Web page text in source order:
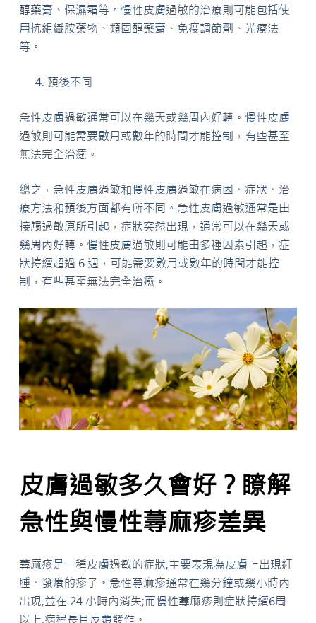
醇藥膏、保濕霜等。慢性皮膚過敏的治療則可能包括使
用抗組織胺藥物、類固醇藥膏、免疫調節劑、光療法
等。
預後不同
急性皮膚過敏通常可以在幾天或幾周內好轉。慢性皮膚
過敏則可能需要數月或數年的時間才能控制，有些甚至
無法完全治癒。
總之，急性皮膚過敏和慢性皮膚過敏在病因、症狀、治
療方法和預後方面都有所不同。急性皮膚過敏通常是由
接觸過敏原所引起，症狀突然出現，通常可以在幾天或
幾周內好轉。慢性皮膚過敏則可能由多種因素引起，症
狀持續超過 6 週，可能需要數月或數年的時間才能控
制，有些甚至無法完全治癒。
皮膚過敏多久會好？瞭解
急性與慢性蕁麻疹差異
蕁麻疹是一種皮膚過敏的症狀,主要表現為皮膚上出現紅
腫、發癢的疹子。急性蕁麻疹通常在幾分鐘或幾小時內
出現,並在 24 小時內消失;而慢性蕁麻疹則症狀持續6周
以上,病程長且反覆發作。